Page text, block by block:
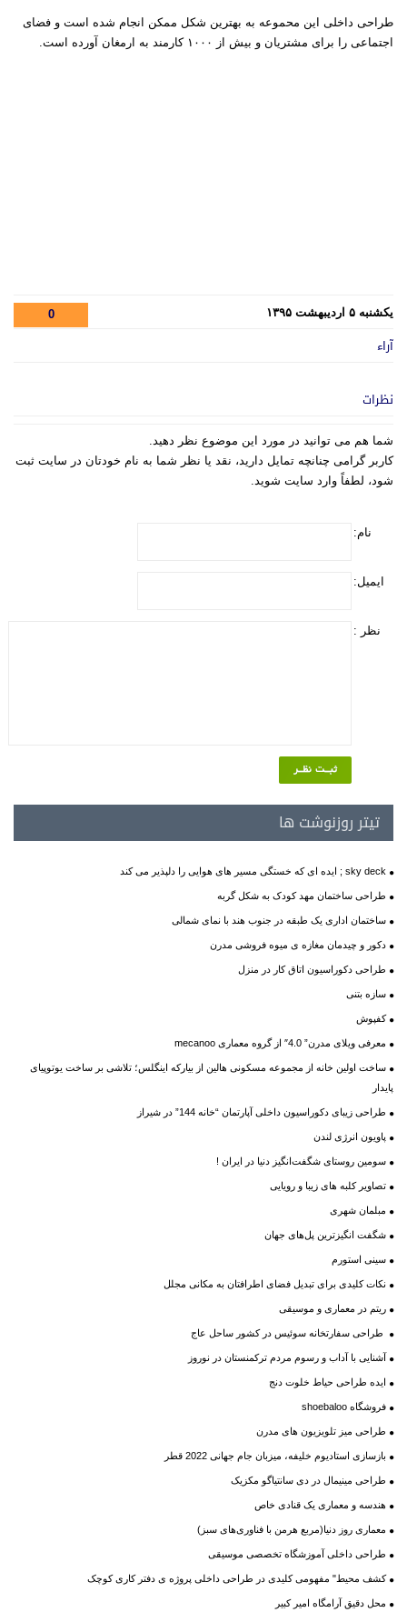
طراحی داخلی این محموعه به بهترین شکل ممکن انجام شده است و فضای
اجتماعی را برای مشتریان و بیش از ۱۰۰۰ کارمند به ارمغان آورده است.
یکشنبه ۵ اردیبهشت ۱۳۹۵ 0
آراء
نظرات
شما هم می توانید در مورد این موضوع نظر دهید.
کاربر گرامی چنانچه تمایل دارید، نقد یا نظر شما به نام خودتان در سایت ثبت
شود، لطفاً وارد سایت شوید.
نام:
ایمیل:
نظر :
تیتر روزنوشت ها
sky deck ; ایده ای که خستگی مسیر های هوایی را دلپذیر می کند
طراحی ساختمان مهد کودک به شکل گربه
ساختمان اداری یک طبقه در جنوب هند با نمای شمالی
دکور و چیدمان مغازه ی میوه فروشی مدرن
طراحی دکوراسیون اتاق کار در منزل
سازه بتنی
کفپوش
معرفی ویلای مدرن” 4.0″ از گروه معماری mecanoo
ساخت اولین خانه از مجموعه مسکونی هالین از بیارکه اینگلس؛ تلاشی بر ساخت یوتوپیای
پایدار
طراحی زیبای دکوراسیون داخلی آپارتمان “خانه 144” در شیراز
پاویون انرژی لندن
سومین روستای شگفت‌انگیز دنیا در ایران !
تصاویر کلبه های زیبا و رویایی
مبلمان شهری
شگفت انگیزترین پل‌های جهان
سینی استورم
نکات کلیدی برای تبدیل فضای اطرافتان به مکانی مجلل
ریتم در معماری و موسیقی
طراحی سفارتخانه سوئیس در کشور ساحل عاج
آشنایی با آداب و رسوم مردم ترکمنستان در نوروز
ایده طراحی حیاط خلوت دنج
فروشگاه shoebaloo
طراحی میز تلویزیون های مدرن
بازسازی استادیوم خلیفه، میزبان جام جهانی 2022 قطر
طراحی مینیمال در دی سانتیاگو مکزیک
هندسه و معماری یک قنادی خاص
معماری روز دنیا(مربع هرمن با فناوری‌های سبز)
طراحی داخلی آموزشگاه تخصصی موسیقی
کشف محیط" مفهومی کلیدی در طراحی داخلی پروژه ی دفتر کاری کوچک
محل دقیق آرامگاه امیر کبیر